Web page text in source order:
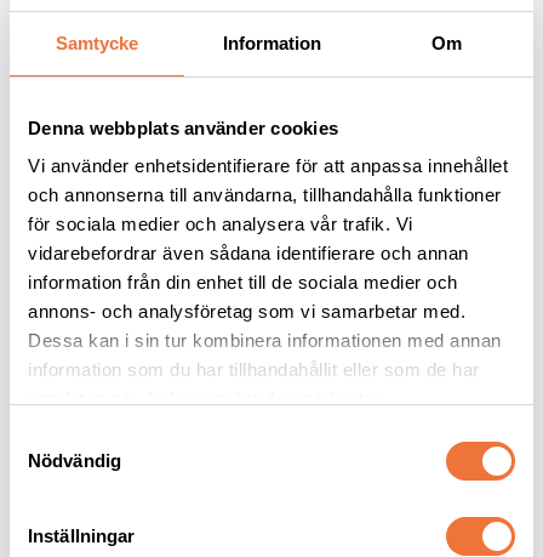
Samtycke Information Om
Denna webbplats använder cookies
Vi använder enhetsidentifierare för att anpassa innehållet
och annonserna till användarna, tillhandahålla funktioner
för sociala medier och analysera vår trafik. Vi
vidarebefordrar även sådana identifierare och annan
information från din enhet till de sociala medier och
annons- och analysföretag som vi samarbetar med.
Dessa kan i sin tur kombinera informationen med annan
information som du har tillhandahållit eller som de har
Nödvändig
Inställningar
Andra köpte även
Lamm ca 100 g
2,5 kg
Klassiskt och populärt hundgodis